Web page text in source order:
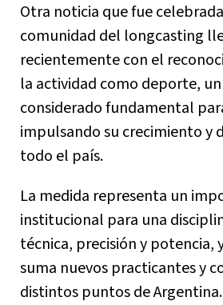
Otra noticia que fue
comunidad del longcasting
recientemente con el
la actividad como deporte,
considerado fundamental
impulsando su crecimiento y
todo el país.
La medida representa un
institucional para una
técnica, precisión y potencia,
suma nuevos practicantes y
distintos puntos de Argentina.